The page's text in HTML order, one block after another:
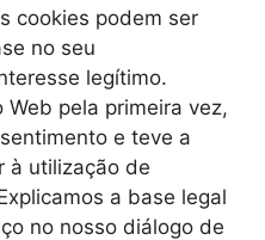
cookies podem ser
no seu
legítimo.
pela primeira vez,
e teve a
à utilização de
a base legal
no nosso diálogo de